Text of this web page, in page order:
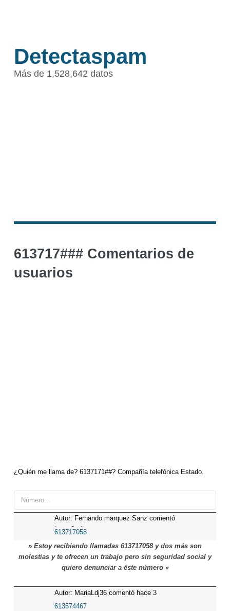
Detectaspam
Más de 1,528,642 datos
613717### Comentarios de
usuarios
¿Quién me llama de? 6137171##? Compañía telefónica Estado.
Autor: Fernando marquez Sanz comentó
hace 2 años
613717058
» Estoy recibiendo llamadas 613717058 y dos más son
molestias y te ofrecen un trabajo pero sin seguridad social y
quiero denunciar a éste número «
Autor: MariaLdj36 comentó hace 3
meses
613574467